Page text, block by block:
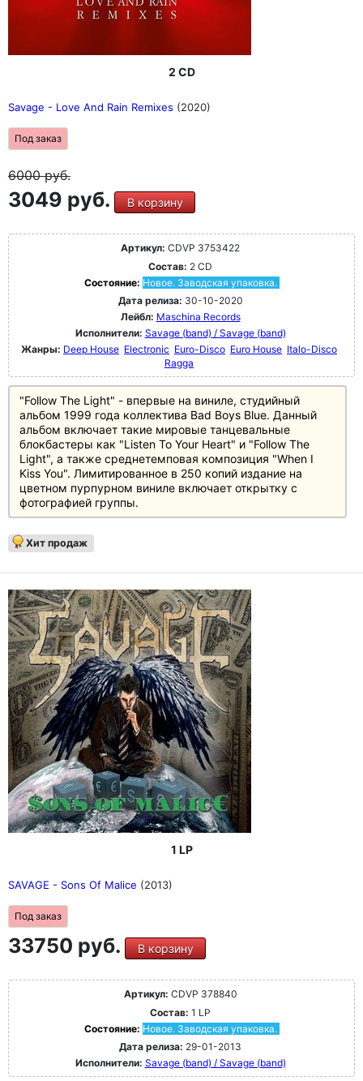
2 CD
Savage - Love And Rain Remixes (2020)
Под заказ
6000руб.
3049 руб. В корзину
Артикул: CDVP 3753422
Состав: 2 CD
Состояние: Новое. Заводская упаковка.
Дата релиза: 30-10-2020
Лейбл: Maschina Records
Исполнители: Savage (band) / Savage (band)
Жанры: Deep House Electronic Euro-Disco Euro House Italo-Disco
Ragga
"Follow The Light" - впервые на виниле, студийный
альбом 1999 года коллектива Bad Boys Blue. Данный
альбом включает такие мировые танцевальные
блокбастеры как "Listen To Your Heart" и "Follow The
Light", а также среднетемповая композиция "When I
Kiss You". Лимитированное в 250 копий издание на
цветном пурпурном виниле включает открытку с
фотографией группы.
Хит продаж
1 LP
SAVAGE - Sons Of Malice (2013)
Под заказ
33750 руб. В корзину
Артикул: CDVP 378840
Состав: 1 LP
Состояние: Новое. Заводская упаковка.
Дата релиза: 29-01-2013
Исполнители: Savage (band) / Savage (band)